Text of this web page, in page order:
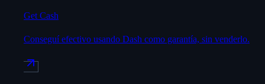
Get Cash
Conseguí efectivo usando Dash como garantía, sin venderlo.